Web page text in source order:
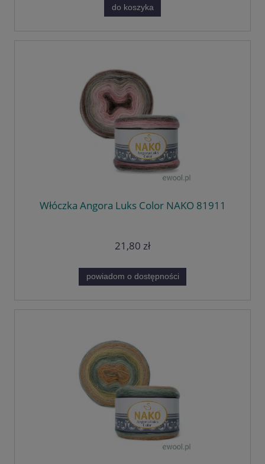
do koszyka
Włóczka Angora Luks Color NAKO 81911
21,80 zł
powiadom o dostępności